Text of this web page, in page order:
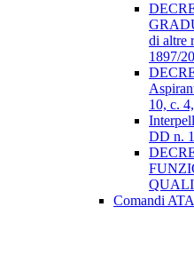
di altre
1897/
10, c.
DD n.
Comandi ATA